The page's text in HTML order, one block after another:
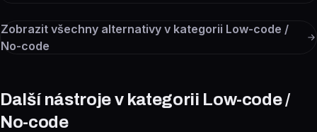
Zobrazit všechny alternativy v kategorii Low-code /
No-code
Další nástroje v kategorii Low-code /
No-code